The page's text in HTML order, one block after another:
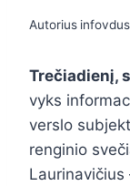
Autorius
Trečiadienį,
vyks
verslo
renginio